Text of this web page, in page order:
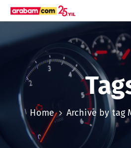
Home Archive by tag